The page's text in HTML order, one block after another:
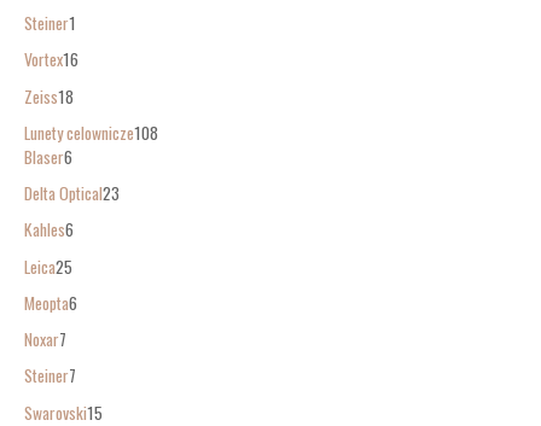
Steiner1
Vortex16
Zeiss18
Lunety celownicze108
Blaser6
Delta Optical23
Kahles6
Leica25
Meopta6
Noxar7
Steiner7
Swarovski15